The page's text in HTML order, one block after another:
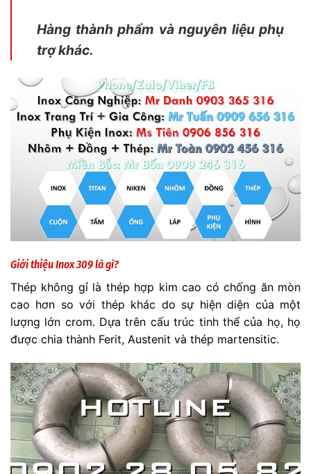
Hàng thành phẩm và nguyên liệu phụ
trợ khác.
Giới thiệuInox 309 là gì?
Thép không gỉ là thép hợp kim cao có chống ăn mòn
cao hơn so với thép khác do sự hiện diện của một
lượng lớn crom. Dựa trên cấu trúc tinh thể của họ, họ
được chia thành Ferit, Austenit và thép martensitic.